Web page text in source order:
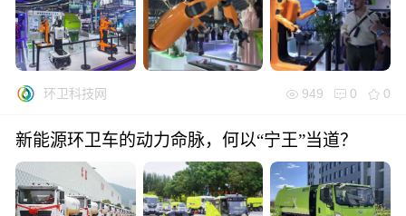
环卫科技网 949 0 0
新能源环卫车的动力命脉，何以“宁王”当道？